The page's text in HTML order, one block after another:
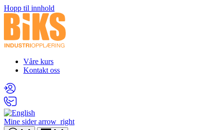
Hopp til innhold
Våre kurs
Kontakt oss
Mine sider arrow_right